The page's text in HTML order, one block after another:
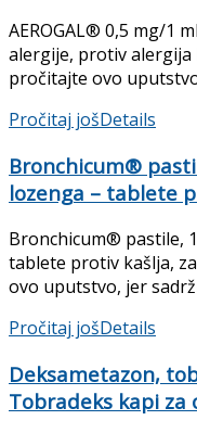
AEROGAL® 0,5 mg/1
alergije, protiv alergija
pročitajte ovo
Pročitaj jošDetails
Bronchicum®
lozenga – tablete
Bronchicum® pastile,
tablete protiv kašlja,
ovo uputstvo, jer
Pročitaj jošDetails
Deksametazon,
Tobradeks kapi za